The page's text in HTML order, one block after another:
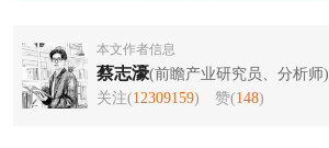
本文作者信息
蔡志濠(前瞻产业研究员、分析师)
关注(12309159) 赞(148)